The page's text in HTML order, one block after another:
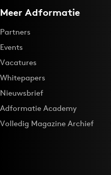
Meer Adformatie
Partners
Events
Vacatures
Whitepapers
Nieuwsbrief
Adformatie Academy
Volledig Magazine Archief